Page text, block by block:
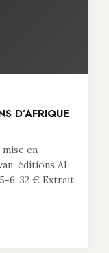
D’AFRIQUE
mise en
éditions Al
6, 32 € Extrait